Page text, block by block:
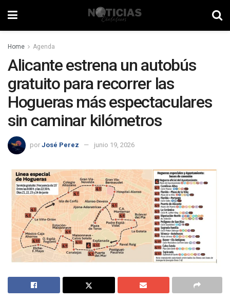
Home Agenda
Alicante estrena un autobús
gratuito para recorrer las
Hogueras más espectaculares
sin caminar kilómetros
por José Perez junio 19, 2026